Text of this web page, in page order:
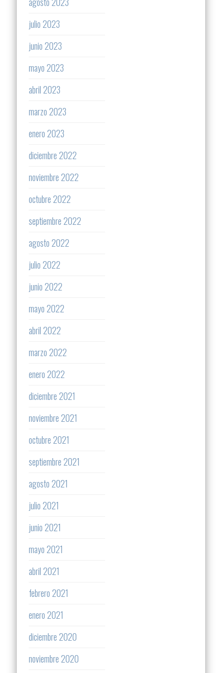
julio 2023
junio 2023
mayo 2023
abril 2023
marzo 2023
enero 2023
diciembre 2022
noviembre 2022
octubre 2022
septiembre 2022
agosto 2022
julio 2022
junio 2022
mayo 2022
abril 2022
marzo 2022
enero 2022
diciembre 2021
noviembre 2021
octubre 2021
septiembre 2021
agosto 2021
julio 2021
junio 2021
mayo 2021
abril 2021
febrero 2021
enero 2021
diciembre 2020
noviembre 2020